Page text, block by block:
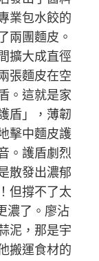
業包水餃的
兩團麵皮。
擴大成直徑
張麵皮在空
。這就是家
盾」，薄韌
擊中麵皮護
。護盾劇烈
散發出濃郁
但撐不了太
濃了。廖沾
泥，那是宇
搬運食材的